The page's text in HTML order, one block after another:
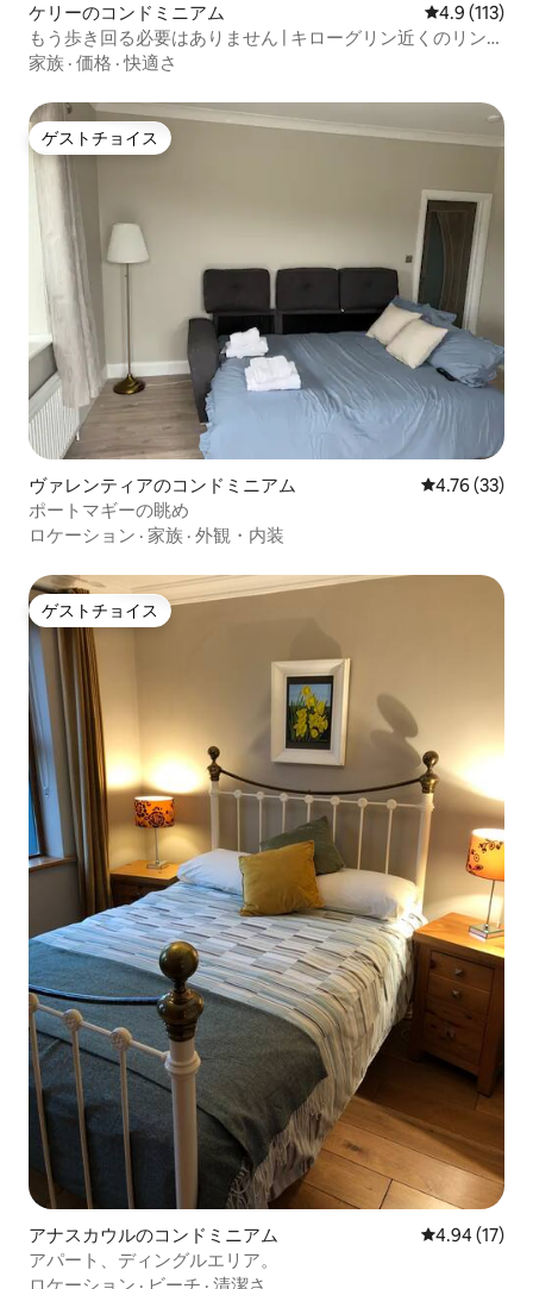
ケリーのコンドミニアム レビュー113
4.9 (113)
もう歩き回る必要はありません | キローグリン近くのリング
オブケリー拠点
家族 · 価格 ·快適さ
ゲストチョイス
ゲストチョイス
ヴァレンティアのコンドミニアム レビュー33
4.76 (33)
ポートマギーの眺め
ロケーション · 家族 · 外観・内装
ゲストチョイス
ゲストチョイス
アナスカウルのコンドミニアム レビュー17
4.94 (17)
アパート、ディングルエリア。